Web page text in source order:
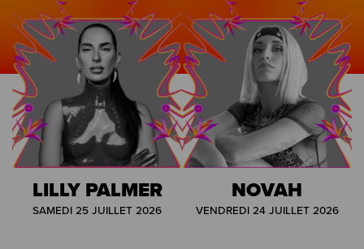
LILLY PALMER
SAMEDI 25 JUILLET 2026
NOVAH
VENDREDI 24 JUILLET 2026